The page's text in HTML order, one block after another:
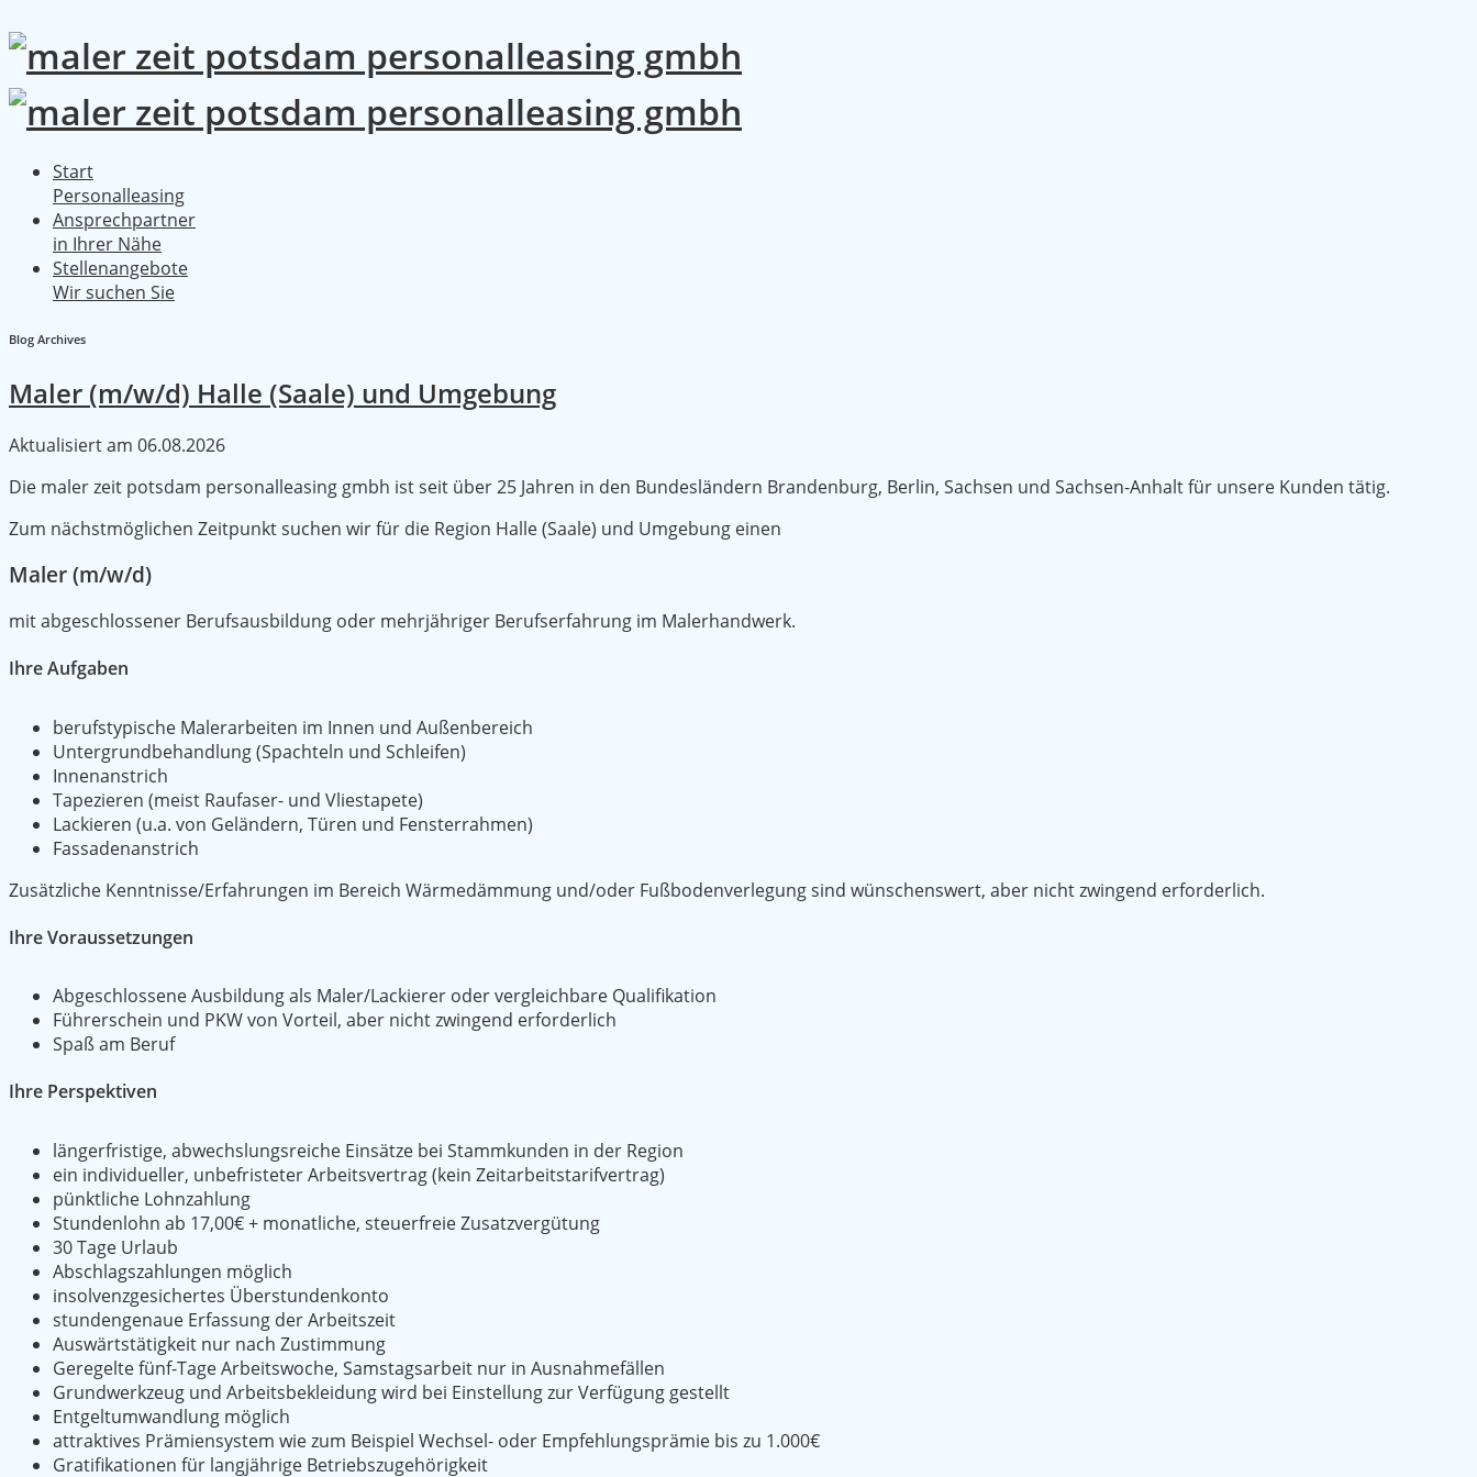
Start
Personalleasing
Ansprechpartner
in Ihrer Nähe
Stellenangebote
Wir suchen Sie
Blog Archives
Maler (m/w/d) Halle (Saale) und Umgebung
Aktualisiert am 06.08.2026
Die maler zeit potsdam personalleasing gmbh ist seit über 25 Jahren in den Bundesländern Brandenburg, Berlin, Sachsen und Sachsen-Anhalt für unsere Kunden tätig.
Zum nächstmöglichen Zeitpunkt suchen wir für die Region Halle (Saale) und Umgebung einen
Maler (m/w/d)
mit abgeschlossener Berufsausbildung oder mehrjähriger Berufserfahrung im Malerhandwerk.
Ihre Aufgaben
berufstypische Malerarbeiten im Innen und Außenbereich
Untergrundbehandlung (Spachteln und Schleifen)
Innenanstrich
Tapezieren (meist Raufaser- und Vliestapete)
Lackieren (u.a. von Geländern, Türen und Fensterrahmen)
Fassadenanstrich
Zusätzliche Kenntnisse/Erfahrungen im Bereich Wärmedämmung und/oder Fußbodenverlegung sind wünschenswert, aber nicht zwingend erforderlich.
Ihre Voraussetzungen
Abgeschlossene Ausbildung als Maler/Lackierer oder vergleichbare Qualifikation
Führerschein und PKW von Vorteil, aber nicht zwingend erforderlich
Spaß am Beruf
Ihre Perspektiven
längerfristige, abwechslungsreiche Einsätze bei Stammkunden in der Region
ein individueller, unbefristeter Arbeitsvertrag (kein Zeitarbeitstarifvertrag)
pünktliche Lohnzahlung
Stundenlohn ab 17,00€ + monatliche, steuerfreie Zusatzvergütung
30 Tage Urlaub
Abschlagszahlungen möglich
insolvenzgesichertes Überstundenkonto
stundengenaue Erfassung der Arbeitszeit
Auswärtstätigkeit nur nach Zustimmung
Geregelte fünf-Tage Arbeitswoche, Samstagsarbeit nur in Ausnahmefällen
Grundwerkzeug und Arbeitsbekleidung wird bei Einstellung zur Verfügung gestellt
Entgeltumwandlung möglich
attraktives Prämiensystem wie zum Beispiel Wechsel- oder Empfehlungsprämie bis zu 1.000€
Gratifikationen für langjährige Betriebszugehörigkeit